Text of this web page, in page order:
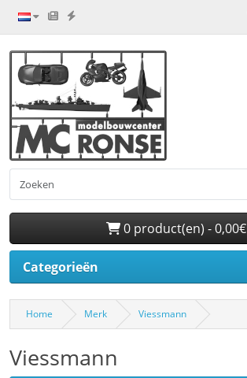
0 product(en) - 0,00€
Categorieën
Home Merk Viessmann
Viessmann